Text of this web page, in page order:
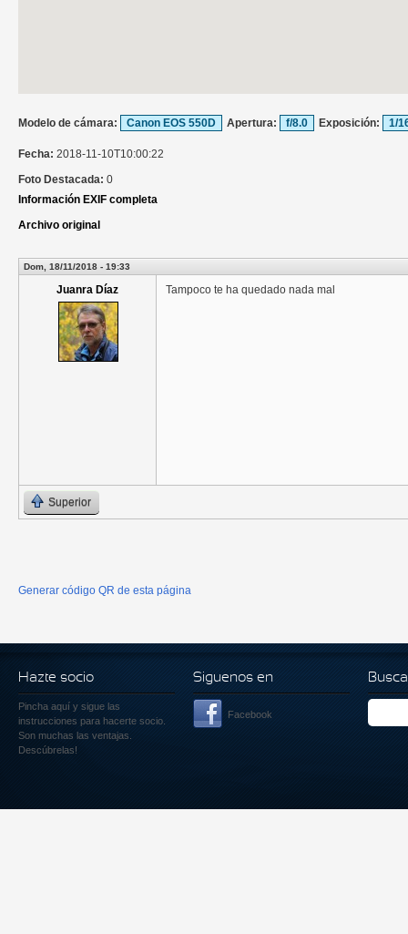
Modelo de cámara: Canon EOS 550D Apertura: f/8.0 Exposición: 1/
Fecha: 2018-11-10T10:00:22
Foto Destacada: 0
Información EXIF completa
Archivo original
Dom, 18/11/2018 - 19:33
Juanra Díaz Tampoco te ha quedado nada mal
Superior
Generar código QR de esta página
Hazte socio
Pincha aquí y sigue las
instrucciones para hacerte socio.
Son muchas las ventajas.
Descúbrelas!
Siguenos en
Facebook